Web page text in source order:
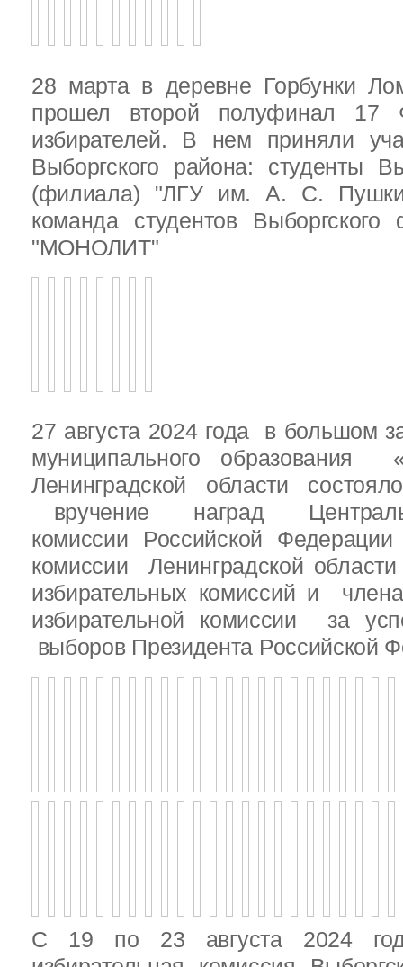
28 марта в деревне Горбунки
прошел второй полуфинал 17
избирателей. В нем приняли
Выборгского района: студенты
(филиала) "ЛГУ им. А. С.
команда студентов
"МОНОЛИТ"
27 августа 2024 года в большом
муниципального образования
Ленинградской области
вручение наград
комиссии Российской
комиссии Ленинградской
избирательных комиссий и
избирательной комиссии за
выборов Президента Российской
С 19 по 23 августа 2024